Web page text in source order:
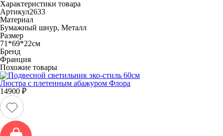
Характеристики товара
Артикул2633
Материал
Бумажный шнур, Металл
Размер
71*69*22см
Бренд
Франция
Похожие товары
Люстра с плетенным абажуром Флора
14900 ₽